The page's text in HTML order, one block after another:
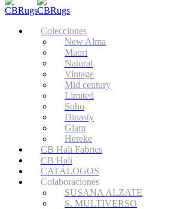
Colecciones
New Alma
Maori
Natural
Vintage
Mid century
Limited
Soho
Dinasty
Glam
Hereke
CB Hali Fabrics
CB Hali
CATÁLOGOS
Colaboraciones
SUSANA ALZATE
S. MULTIVERSO